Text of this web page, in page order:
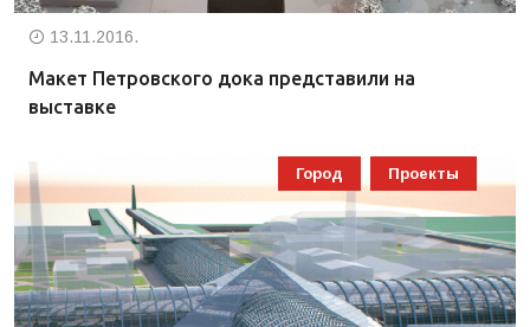
13.11.2016.
Макет Петровского дока представили на
выставке
Город Проекты